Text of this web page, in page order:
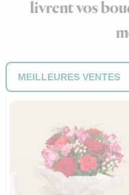
livrent vos